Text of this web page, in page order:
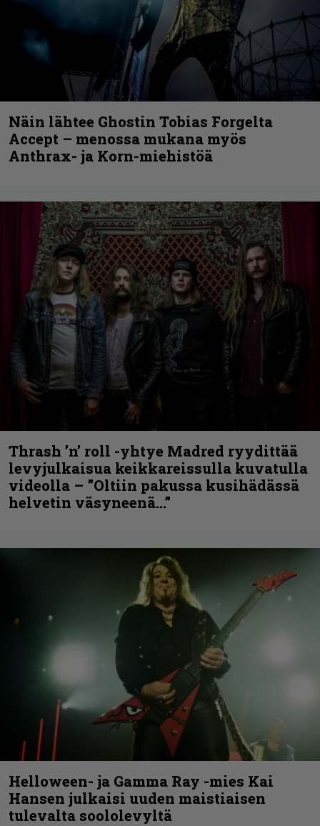
Näin lähtee Ghostin Tobias Forgelta
Accept – menossa mukana myös
Anthrax- ja Korn-miehistöä
Thrash ’n’ roll -yhtye Madred ryydittää
levyjulkaisua keikkareissulla kuvatulla
videolla – ”Oltiin pakussa kusihädässä
helvetin väsyneenä…”
Helloween- ja Gamma Ray -mies Kai
Hansen julkaisi uuden maistiaisen
tulevalta soololevyltä